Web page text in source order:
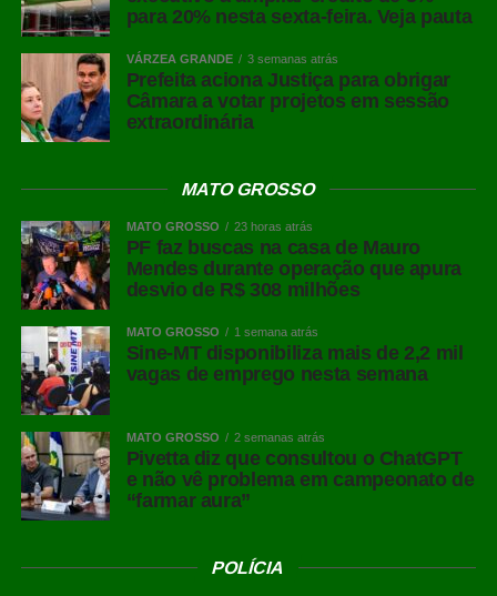
COMENTE ABAIXO:
WhatsApp
Facebook
Twitter
Messenger
LinkedIn
Share
para 20% nesta sexta-feira. Veja pauta
VÁRZEA GRANDE 3 semanas atrás
Prefeita aciona Justiça para obrigar
Câmara a votar projetos em sessão
extraordinária
MATO GROSSO
MATO GROSSO 23 horas atrás
PF faz buscas na casa de Mauro
Mendes durante operação que apura
desvio de R$ 308 milhões
MATO GROSSO 1 semana atrás
Sine-MT disponibiliza mais de 2,2 mil
vagas de emprego nesta semana
MATO GROSSO 2 semanas atrás
Pivetta diz que consultou o ChatGPT
e não vê problema em campeonato de
“farmar aura”
POLÍCIA